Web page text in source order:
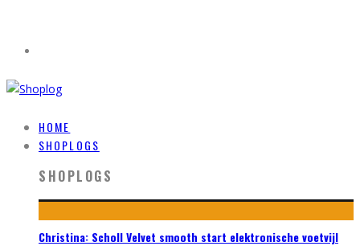
HOME
SHOPLOGS
SHOPLOGS
Christina: Scholl Velvet smooth start elektronische voetvijl